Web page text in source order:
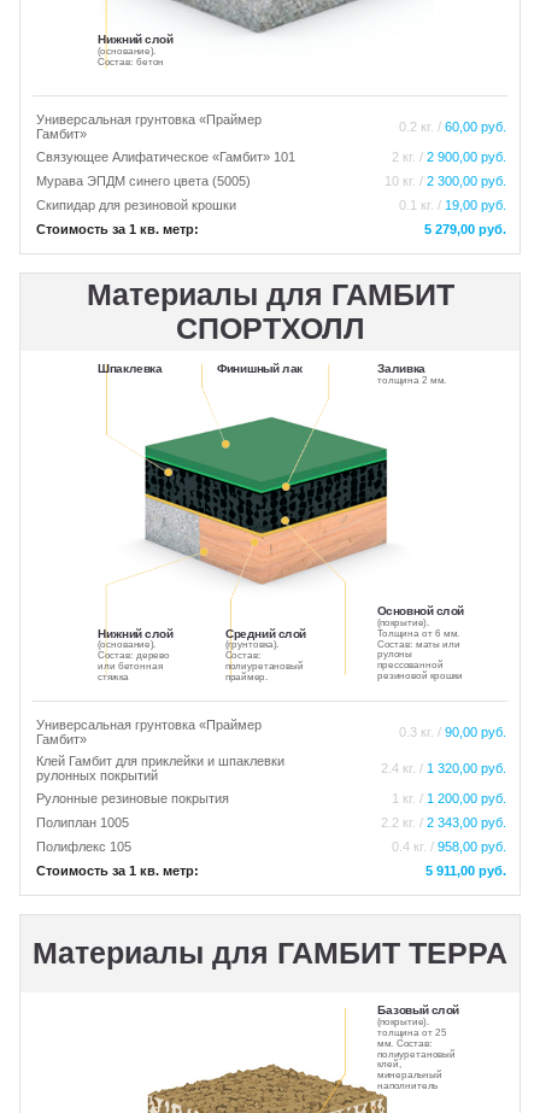
Нижний слой
(основание).
Состав: бетон
Универсальная грунтовка «Праймер
Гамбит»
0.2 кг. / 60,00 руб.
Связующее Алифатическое «Гамбит» 101 2 кг. / 2 900,00 руб.
Мурава ЭПДМ синего цвета (5005)
10 кг. / 2 300,00 руб.
Скипидар для резиновой крошки
0.1 кг. / 19,00 руб.
Стоимость за 1 кв. метр:
5 279,00 руб.
Материалы для ГАМБИТ
СПОРТХОЛЛ
Нижний слой
(основание).
Состав: дерево
или бетонная
стяжка
Средний слой
(грунтовка).
Состав:
полиуретановый
праймер.
Основной слой
(покрытие).
Толщина от 6 мм.
Состав: маты или
рулоны
прессованной
резиновой крошки
Шпаклевка Заливка
толщина 2 мм.
Финишный лак
Универсальная грунтовка «Праймер
Гамбит»
0.3 кг. / 90,00 руб.
Клей Гамбит для приклейки и шпаклевки
рулонных покрытий
2.4 кг. / 1 320,00 руб.
Рулонные резиновые покрытия 1 кг. / 1 200,00 руб.
Полиплан 1005
2.2 кг. / 2 343,00 руб.
Полифлекс 105
0.4 кг. / 958,00 руб.
Стоимость за 1 кв. метр:
5 911,00 руб.
Материалы для ГАМБИТ ТЕРРА
Базовый слой
(покрытие).
толщина от 25
мм. Состав:
полиуретановый
клей,
минеральный
наполнитель